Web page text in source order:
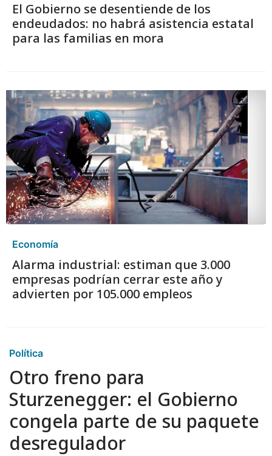
El Gobierno se desentiende de los
endeudados: no habrá asistencia estatal
para las familias en mora
Economía
Alarma industrial: estiman que 3.000
empresas podrían cerrar este año y
advierten por 105.000 empleos
Política
Otro freno para
Sturzenegger: el Gobierno
congela parte de su paquete
desregulador